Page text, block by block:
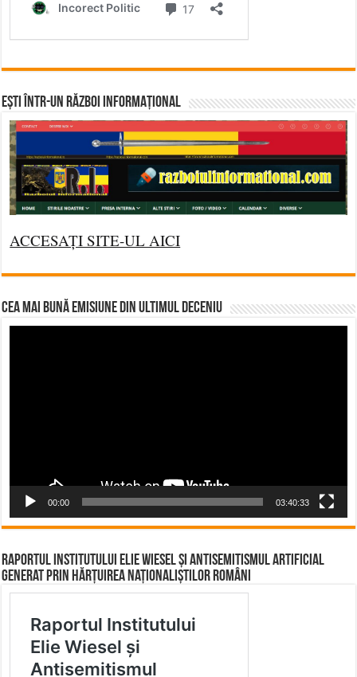
Ești într-un RĂZBOI INFORMAȚIONAL
ACCESAȚI SITE-UL AICI
CEA MAI BUNĂ EMISIUNE DIN ULTIMUL DECENIU
00:00 03:40:33
Raportul Institutului Elie Wiesel și Antisemitismul Artificial
Generat prin Hărțuirea Naționaliștilor Români